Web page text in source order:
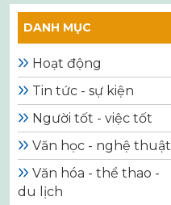
DANH MỤC
Hoạt động
Tin tức - sự kiện
Người tốt - việc tốt
Văn học - nghệ thuật
Văn hóa - thể thao -
du lịch